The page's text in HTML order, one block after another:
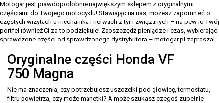
Motogar jest prawdopodobnie największym sklepem z oryginalnymi
częściami do Twojego motocyklu! Stawiając na nas, możesz zapomnieć o
częstych wizytach u mechanika i nerwach z tym związanych – na pewno Twój
portfel również Ci za to podziękuje! Zaoszczędź pieniądze i czas, wybierając
sprawdzone części od sprawdzonego dystrybutora – motogar.pl zaprasza!
Oryginalne części Honda VF
750 Magna
Nie ma znaczenia, czy potrzebujesz uszczelki pod głowicę, termostatu,
filtru powietrza, czy może manetki? A może szukasz czegoś zupełnie